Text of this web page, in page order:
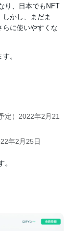
り、日本でもNFT
かし、まだま
に使いやすくな
。
定）2022年2月21
年2月25日